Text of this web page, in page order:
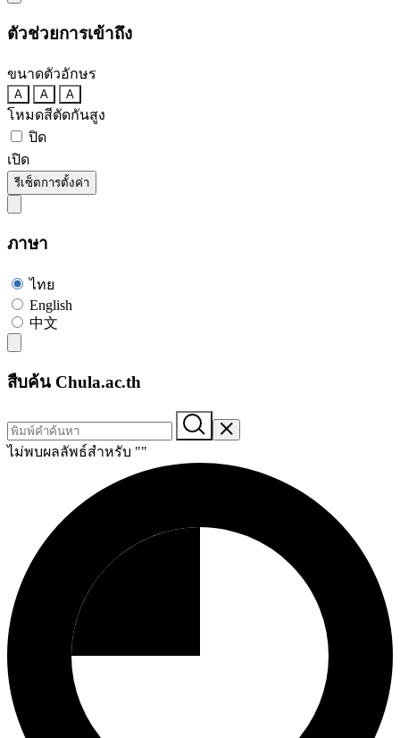
ตัวช่วยการเข้าถึง
ขนาดตัวอักษร
A A A
โหมดสีตัดกันสูง
ปิด
เปิด
รีเซ็ตการตั้งค่า
ภาษา
ไทย
English
中文
สืบค้น Chula.ac.th
ไม่พบผลลัพธ์สำหรับ ""